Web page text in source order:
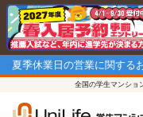
夏季休業日の営業に関する
全国の学生マンショ